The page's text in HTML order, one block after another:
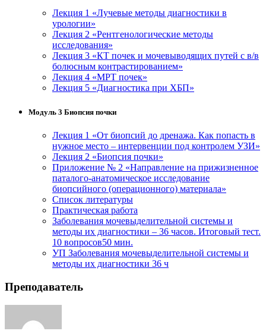
Лекция 1 «Лучевые методы диагностики в
урологии»
Лекция 2 «Рентгенологические методы
исследования»
Лекция 3 «КТ почек и мочевыводящих путей с в/в
болюсным контрастированием»
Лекция 4 «МРТ почек»
Лекция 5 «Диагностика при ХБП»
Модуль 3 Биопсия почки
Лекция 1 «От биопсий до дренажа. Как попасть в
нужное место – интервенции под контролем УЗИ»
Лекция 2 «Биопсия почки»
Приложение № 2 «Направление на прижизненное
паталого-анатомическое исследование
биопсийного (операционного) материала»
Список литературы
Практическая работа
Заболевания мочевыделительной системы и
методы их диагностики – 36 часов. Итоговый тест.
10 вопросов50 мин.
УП Заболевания мочевыделительной системы и
методы их диагностики 36 ч
Преподаватель